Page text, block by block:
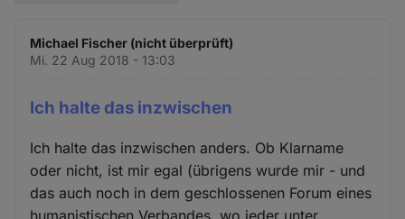
Michael Fischer (nicht überprüft)
Mi. 22 Aug 2018 - 13:03
Ich halte das inzwischen
Ich halte das inzwischen anders. Ob Klarname
oder nicht, ist mir egal (übrigens wurde mir - und
das auch noch in dem geschlossenen Forum eines